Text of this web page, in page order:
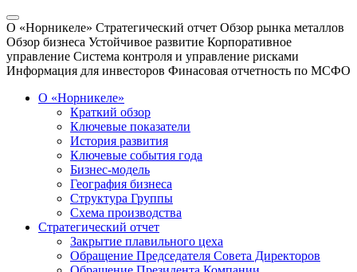
О «Норникеле» Стратегический отчет Обзор рынка металлов
Обзор бизнеса Устойчивое развитие Корпоративное
управление Система контроля и управление рисками
Информация для инвесторов Финасовая отчетность по МСФО
О «Норникеле»
Краткий обзор
Ключевые показатели
История развития
Ключевые события года
Бизнес-модель
География бизнеса
Структура Группы
Схема производства
Стратегический отчет
Закрытие плавильного цеха
Обращение Председателя Совета Директоров